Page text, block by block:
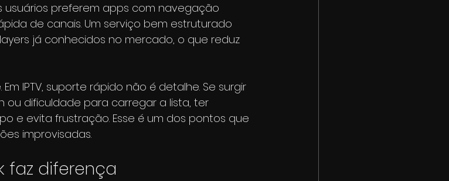
usuários preferem apps com navegação
de canais. Um serviço bem estruturado
já conhecidos no mercado, o que reduz
IPTV, suporte rápido não é detalhe. Se surgir
ou dificuldade para carregar a lista, ter
e evita frustração. Esse é um dos pontos que
improvisadas.
faz diferença